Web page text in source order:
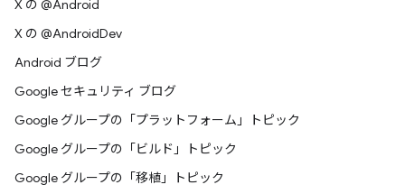
X の @Android
X の @AndroidDev
Android ブログ
Google セキュリティ ブログ
Google グループの「プラットフォーム」トピック
Google グループの「ビルド」トピック
Google グループの「移植」トピック